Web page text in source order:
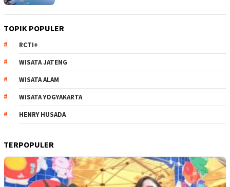
TOPIK POPULER
RCTI+
WISATA JATENG
WISATA ALAM
WISATA YOGYAKARTA
HENRY HUSADA
TERPOPULER